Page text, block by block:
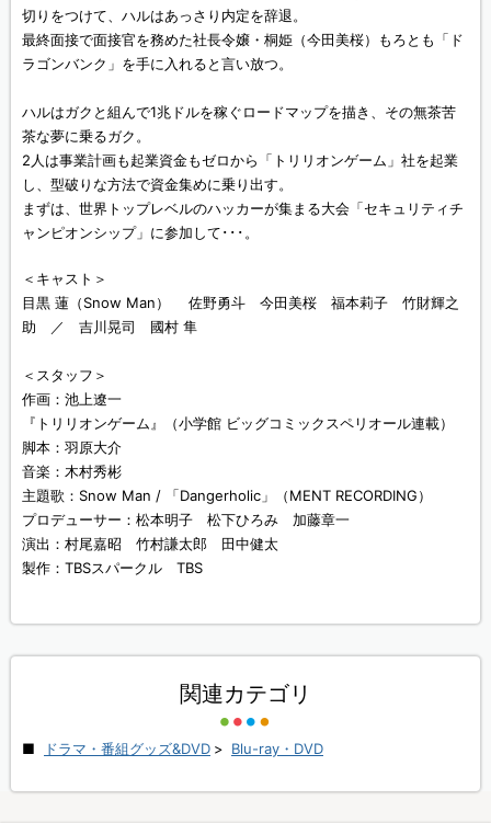
切りをつけて、ハルはあっさり内定を辞退。
最終面接で面接官を務めた社長令嬢・桐姫（今田美桜）もろとも「ド
ラゴンバンク」を手に入れると言い放つ。
ハルはガクと組んで1兆ドルを稼ぐロードマップを描き、その無茶苦
茶な夢に乗るガク。
2人は事業計画も起業資金もゼロから「トリリオンゲーム」社を起業
し、型破りな方法で資金集めに乗り出す。
まずは、世界トップレベルのハッカーが集まる大会「セキュリティチ
ャンピオンシップ」に参加して･･･。
＜キャスト＞
目黒 蓮（Snow Man） 佐野勇斗 今田美桜 福本莉子 竹財輝之
助 ／ 吉川晃司 國村 隼
＜スタッフ＞
作画：池上遼一
『トリリオンゲーム』（小学館 ビッグコミックスペリオール連載）
脚本：羽原大介
音楽：木村秀彬
主題歌：Snow Man / 「Dangerholic」（MENT RECORDING）
プロデューサー：松本明子 松下ひろみ 加藤章一
演出：村尾嘉昭 竹村謙太郎 田中健太
製作：TBSスパークル TBS
関連カテゴリ
ドラマ・番組グッズ&DVD > Blu-ray・DVD